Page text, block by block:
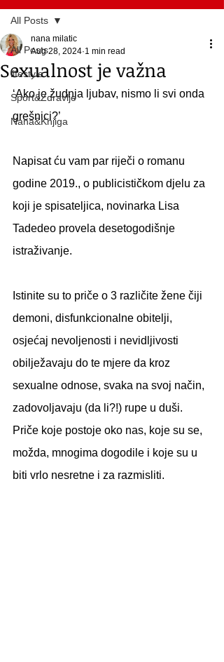
All Posts
lifestyle
Sport&Zdravlje
Nana&Knjiga
All Posts
Sexualnost je važna
nana milatic
Aug 28, 2024 1 min read
‘Ako je žudnja ljubav, nismo li svi onda
grešnici?’
Napisat ću vam par riječi o romanu
godine 2019., o publicističkom djelu za
koji je spisateljica, novinarka Lisa
Tadedeo provela desetogodišnje
istraživanje.
Istinite su to priče o 3 različite žene čiji
demoni, disfunkcionalne obitelji,
osjećaj nevoljenosti i nevidljivosti
obilježavaju do te mjere da kroz
sexualne odnose, svaka na svoj način,
zadovoljavaju (da li?!) rupe u duši.
Priče koje postoje oko nas, koje su se,
možda, mnogima dogodile i koje su u
biti vrlo nesretne i za razmisliti.